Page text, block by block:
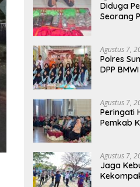
Diduga
Seorang
Agustus 7,
Polres
DPP
Agustus 7,
Peringati
Pemkab
Hari
Agustus 7,
Jaga